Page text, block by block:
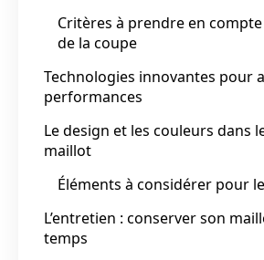
Critères à prendre en
de la coupe
Technologies innovantes pour
performances
Le design et les couleurs dans
maillot
Éléments à considérer pour
L’entretien : conserver son
temps